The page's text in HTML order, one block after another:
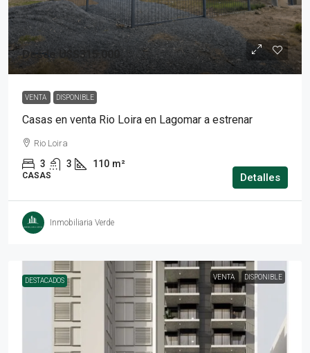
DesdeU$S315.000
VENTA DISPONIBLE
Casas en venta Rio Loira en Lagomar a estrenar
Rio Loira
3 3 110 m²
CASAS Detalles
Inmobiliaria Verde
DESTACADOS VENTA DISPONIBLE